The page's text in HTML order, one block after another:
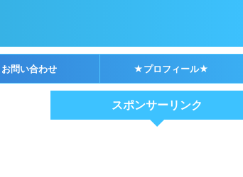
お問い合わせ ★プロフィール★
スポンサーリンク